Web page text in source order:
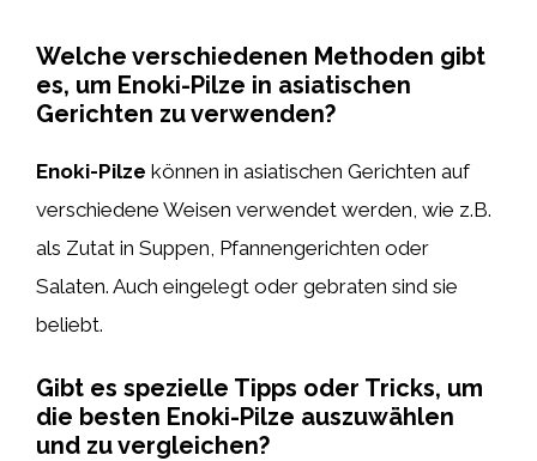
Welche verschiedenen Methoden gibt
es, um Enoki-Pilze in asiatischen
Gerichten zu verwenden?
Enoki-Pilze können in asiatischen Gerichten auf
verschiedene Weisen verwendet werden, wie z.B.
als Zutat in Suppen, Pfannengerichten oder
Salaten. Auch eingelegt oder gebraten sind sie
beliebt.
Gibt es spezielle Tipps oder Tricks, um
die besten Enoki-Pilze auszuwählen
und zu vergleichen?